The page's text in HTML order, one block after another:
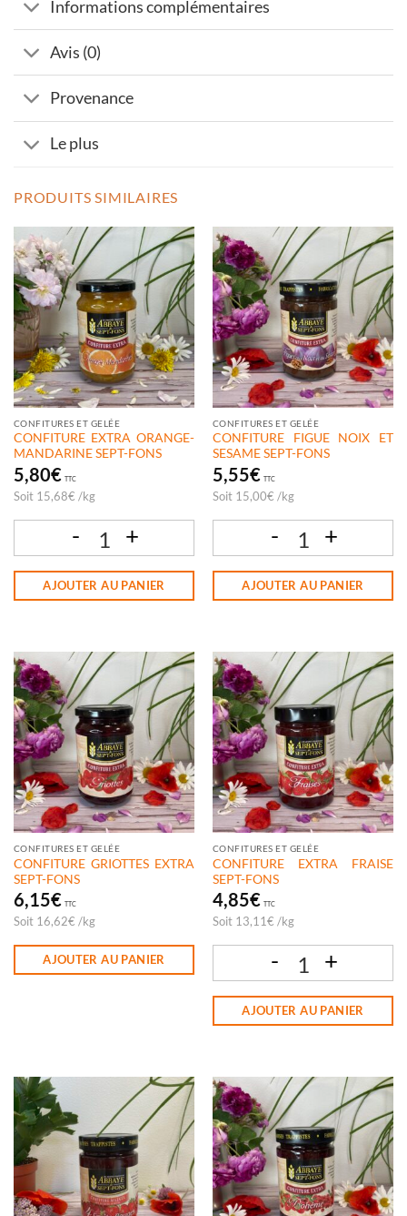
Informations complémentaires
Avis (0)
Provenance
Le plus
PRODUITS SIMILAIRES
CONFITURES ET GELÉE
CONFITURE EXTRA ORANGE-
MANDARINE SEPT-FONS
5,80€ TTC
Soit 15,68€ /kg
AJOUTER AU PANIER
CONFITURES ET GELÉE
CONFITURE FIGUE NOIX ET
SESAME SEPT-FONS
5,55€ TTC
Soit 15,00€ /kg
AJOUTER AU PANIER
CONFITURES ET GELÉE
CONFITURE GRIOTTES EXTRA
SEPT-FONS
6,15€ TTC
Soit 16,62€ /kg
AJOUTER AU PANIER
CONFITURES ET GELÉE
CONFITURE EXTRA FRAISE
SEPT-FONS
4,85€ TTC
Soit 13,11€ /kg
AJOUTER AU PANIER